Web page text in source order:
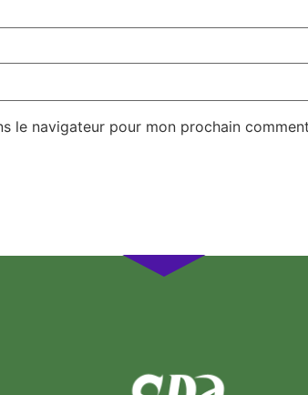
le navigateur pour mon prochain